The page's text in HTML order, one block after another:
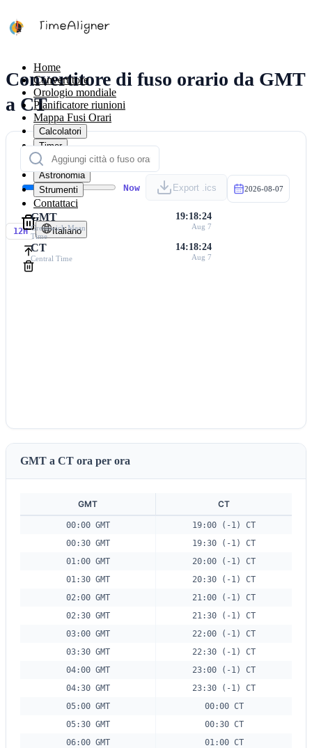
Home
Convertitore
Orologio mondiale
Pianificatore riunioni
Mappa Fusi Orari
Calcolatori
Timer
Calendario
Astronomia
Strumenti
Contattaci
12H Italiano
Convertitore di fuso orario da GMT
a CT
Now Export .ics 2026-08-07
GMT
Greenwich Mean
Time
19:18:24
Aug 7
CT
Central Time
14:18:24
Aug 7
GMT a CT ora per ora
GMT CT
00:00 GMT
19:00 (-1) CT
00:30 GMT
19:30 (-1) CT
01:00 GMT
20:00 (-1) CT
01:30 GMT
20:30 (-1) CT
02:00 GMT
21:00 (-1) CT
02:30 GMT
21:30 (-1) CT
03:00 GMT
22:00 (-1) CT
03:30 GMT
22:30 (-1) CT
04:00 GMT
23:00 (-1) CT
04:30 GMT
23:30 (-1) CT
05:00 GMT
00:00 CT
05:30 GMT
00:30 CT
06:00 GMT
01:00 CT